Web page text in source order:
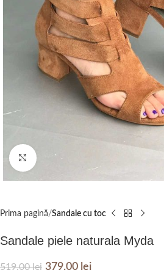
Click to enlarge
Prima pagină Sandale cu toc
Sandale piele naturala Myda
519.00lei 379.00 lei